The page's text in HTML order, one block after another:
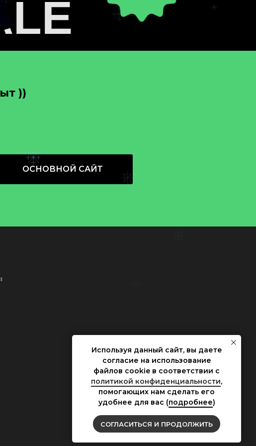
Используя данный сайт, вы даете
согласие на использование
файлов cookie в соответствии с
политикой конфиденциальности,
помогающих нам сделать его
удобнее для вас (подробнее)
СОГЛАСИТЬСЯ И ПРОДОЛЖИТЬ
))
ОСНОВНОЙ САЙТ